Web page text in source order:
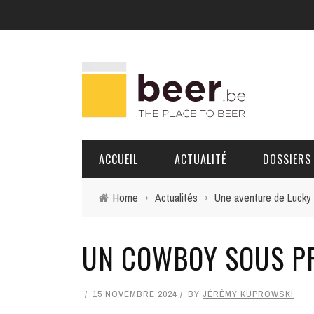
ACCUEIL ACTUALITÉ DOSSIERS
PORTRAITS
Home › Actualités › Une aventure de
UN COWBOY SOUS
15 NOVEMBRE 2024 BY JÉRÉMY KUPROWSKI